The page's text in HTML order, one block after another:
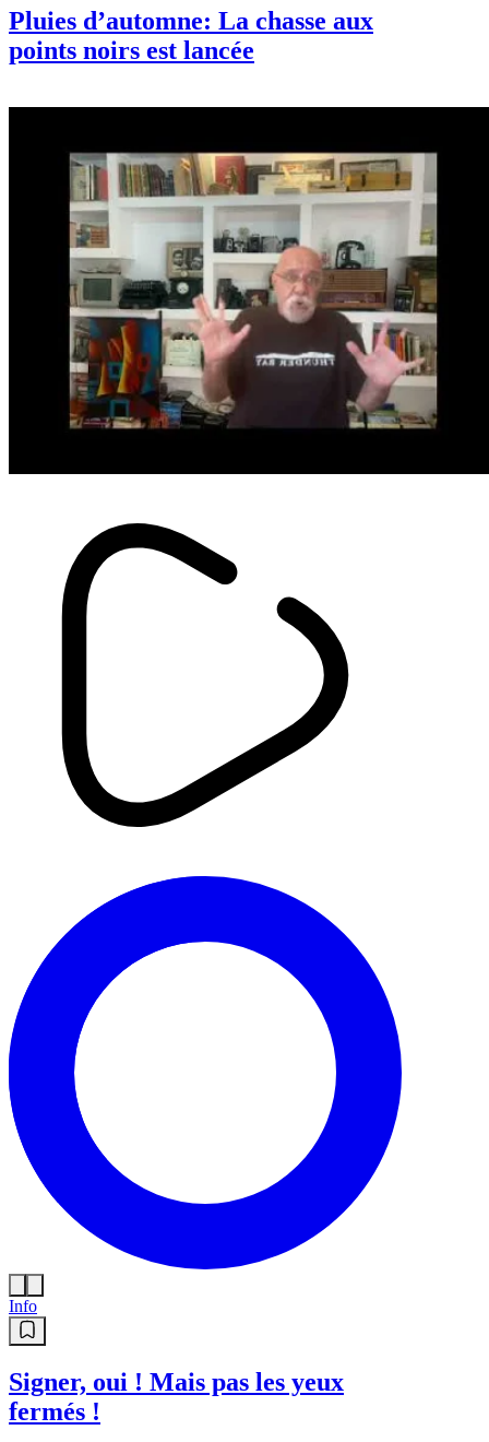
Pluies d’automne: La chasse aux
points noirs est lancée
Info
Signer, oui ! Mais pas les yeux
fermés !